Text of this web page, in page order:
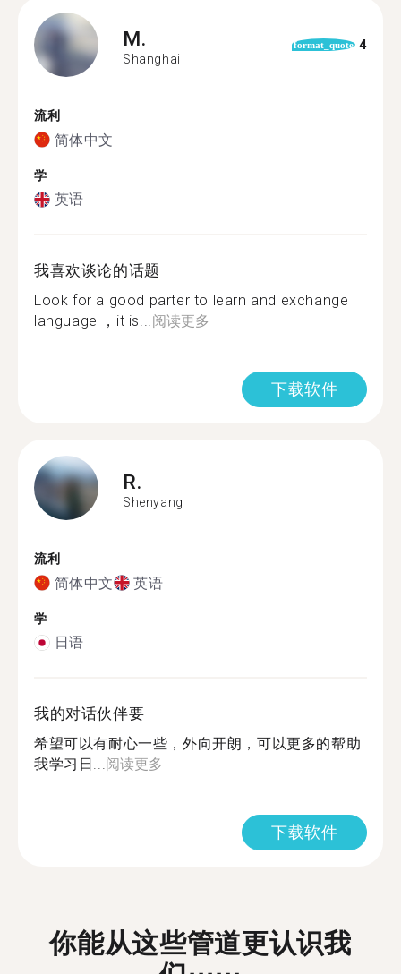
M.
Shanghai
format_quote 4
流利
简体中文
学
英语
我喜欢谈论的话题
Look for a good parter to learn and exchange
language ，it is...阅读更多
下载软件
R.
Shenyang
流利
简体中文 英语
学
日语
我的对话伙伴要
希望可以有耐心一些，外向开朗，可以更多的帮助
我学习日...阅读更多
下载软件
你能从这些管道更认识我